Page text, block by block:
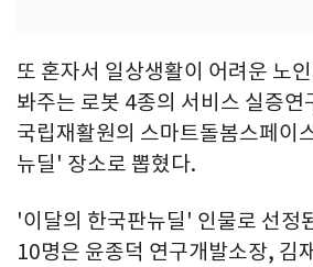
또 혼자서 일상생활이 어려운 노
봐주는 로봇 4종의 서비스 실증연
국립재활원의 스마트돌봄스페이
뉴딜' 장소로 뽑혔다.
'이달의 한국판뉴딜' 인물로 선정
10명은 윤종덕 연구개발소장, 김